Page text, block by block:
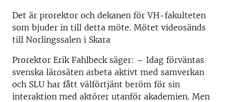
Det är prorektor och dekanen för VH-fakulteten
som bjuder in till detta möte. Mötet videosänds
till Norlingssalen i Skara
Prorektor Erik Fahlbeck säger: – Idag förväntas
svenska lärosäten arbeta aktivt med samverkan
och SLU har fått välförtjänt beröm för sin
interaktion med aktörer utanför akademien. Men